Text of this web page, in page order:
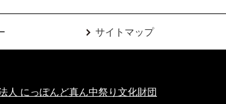
サイトマップ
人 にっぽんど真ん中祭り文化財団